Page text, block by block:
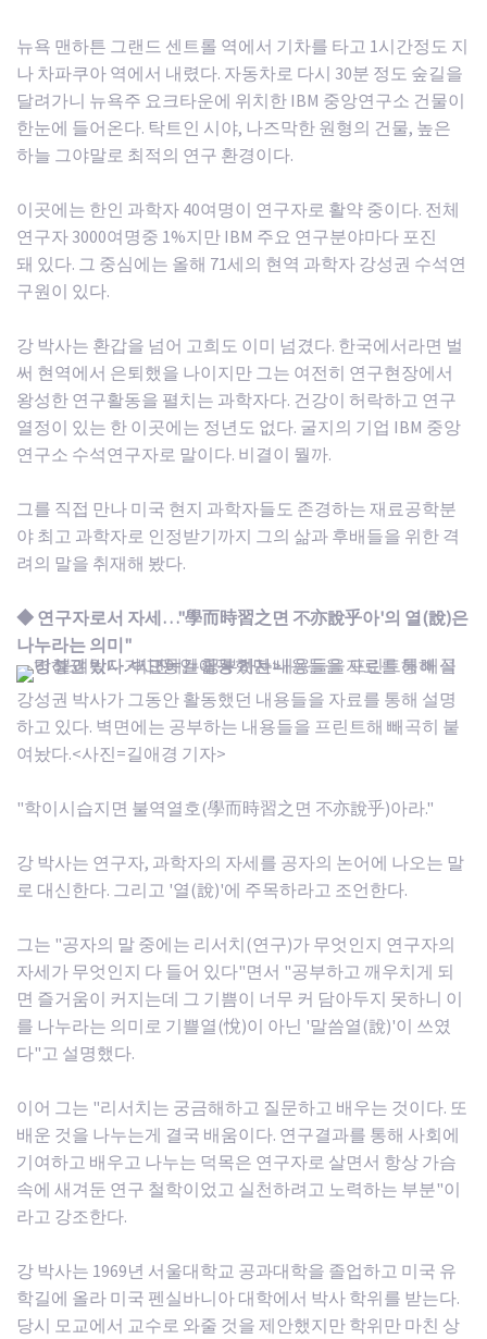
뉴욕 맨하튼 그랜드 센트롤 역에서 기차를 타고 1시간정도 지
나 차파쿠아 역에서 내렸다. 자동차로 다시 30분 정도 숲길을
달려가니 뉴욕주 요크타운에 위치한 IBM 중앙연구소 건물이
한눈에 들어온다. 탁트인 시야, 나즈막한 원형의 건물, 높은
하늘 그야말로 최적의 연구 환경이다.
이곳에는 한인 과학자 40여명이 연구자로 활약 중이다. 전체
연구자 3000여명중 1%지만 IBM 주요 연구분야마다 포진
돼 있다. 그 중심에는 올해 71세의 현역 과학자 강성권 수석연
구원이 있다.
강 박사는 환갑을 넘어 고희도 이미 넘겼다. 한국에서라면 벌
써 현역에서 은퇴했을 나이지만 그는 여전히 연구현장에서
왕성한 연구활동을 펼치는 과학자다. 건강이 허락하고 연구
열정이 있는 한 이곳에는 정년도 없다. 굴지의 기업 IBM 중앙
연구소 수석연구자로 말이다. 비결이 뭘까.
그를 직접 만나 미국 현지 과학자들도 존경하는 재료공학분
야 최고 과학자로 인정받기까지 그의 삶과 후배들을 위한 격
려의 말을 취재해 봤다.
◆ 연구자로서 자세…"學而時習之면 不亦說乎아'의 열(說)은
나누라는 의미"
강성권 박사가 그동안 활동했던 내용들을 자료를 통해 설명
하고 있다. 벽면에는 공부하는 내용들을 프린트해 빼곡히 붙
여놨다.<사진=길애경 기자>
"학이시습지면 불역열호(學而時習之면 不亦說乎)아라."
강 박사는 연구자, 과학자의 자세를 공자의 논어에 나오는 말
로 대신한다. 그리고 '열(說)'에 주목하라고 조언한다.
그는 "공자의 말 중에는 리서치(연구)가 무엇인지 연구자의
자세가 무엇인지 다 들어 있다"면서 "공부하고 깨우치게 되
면 즐거움이 커지는데 그 기쁨이 너무 커 담아두지 못하니 이
를 나누라는 의미로 기쁠열(悅)이 아닌 '말씀열(說)'이 쓰였
다"고 설명했다.
이어 그는 "리서치는 궁금해하고 질문하고 배우는 것이다. 또
배운 것을 나누는게 결국 배움이다. 연구결과를 통해 사회에
기여하고 배우고 나누는 덕목은 연구자로 살면서 항상 가슴
속에 새겨둔 연구 철학이었고 실천하려고 노력하는 부분"이
라고 강조한다.
강 박사는 1969년 서울대학교 공과대학을 졸업하고 미국 유
학길에 올라 미국 펜실바니아 대학에서 박사 학위를 받는다.
당시 모교에서 교수로 와줄 것을 제안했지만 학위만 마친 상